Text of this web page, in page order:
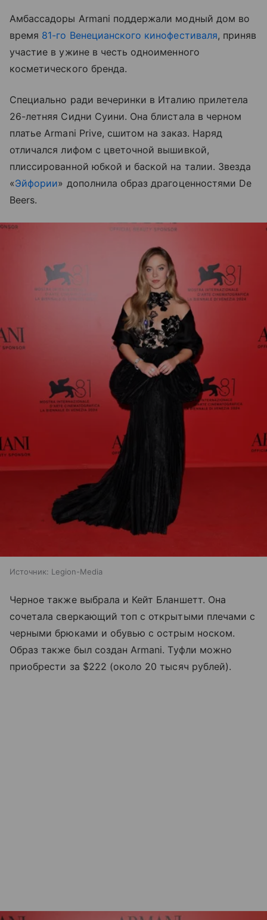
Амбассадоры Armani поддержали модный дом во
время 81-го Венецианского кинофестиваля, приняв
участие в ужине в честь одноименного
косметического бренда.
Специально ради вечеринки в Италию прилетела
26-летняя Сидни Суини. Она блистала в черном
платье Armani Prive, сшитом на заказ. Наряд
отличался лифом с цветочной вышивкой,
плиссированной юбкой и баской на талии. Звезда
«Эйфории» дополнила образ драгоценностями De
Beers.
Источник: Legion-Media
Черное также выбрала и Кейт Бланшетт. Она
сочетала сверкающий топ с открытыми плечами с
черными брюками и обувью с острым носком.
Образ также был создан Armani. Туфли можно
приобрести за $222 (около 20 тысяч рублей).